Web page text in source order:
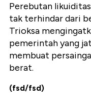
Perebutan
tak terhindar dari
Trioksa
pemerintah yang
membuat
berat.
(fsd/fsd)